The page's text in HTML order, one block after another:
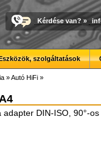
Kérdése van? »
szolgáltatások
»Autó HiFi »
adapter DIN-ISO, 90°-